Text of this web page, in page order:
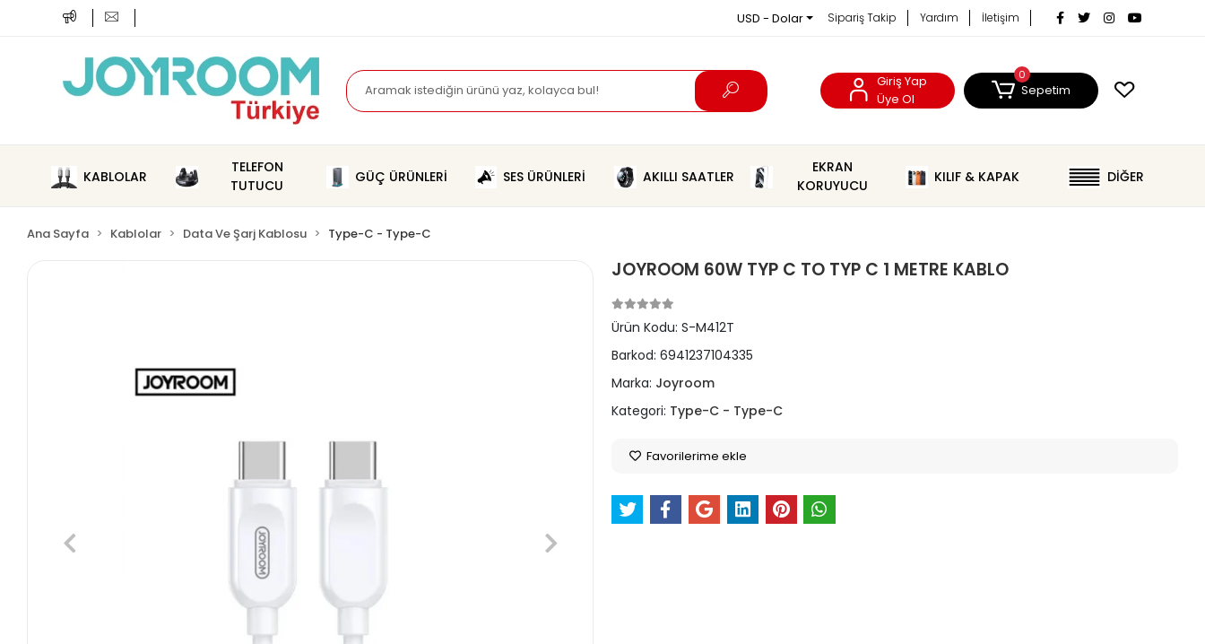
USD - Dolar Sipariş Takip Yardım İletişim
Giriş Yap
Üye Ol
0
Sepetim
KABLOLAR
TELEFON
TUTUCU
GÜÇ ÜRÜNLERİ SES ÜRÜNLERİ AKILLI SAATLER
EKRAN
KORUYUCU
KILIF & KAPAK DİĞER
Ana Sayfa Kablolar Data Ve Şarj Kablosu Type-C - Type-C
JOYROOM 60W TYP C TO TYP C 1 METRE KABLO
Ürün Kodu: S-M412T
Barkod: 6941237104335
Marka: Joyroom
Kategori: Type-C - Type-C
Favorilerime ekle